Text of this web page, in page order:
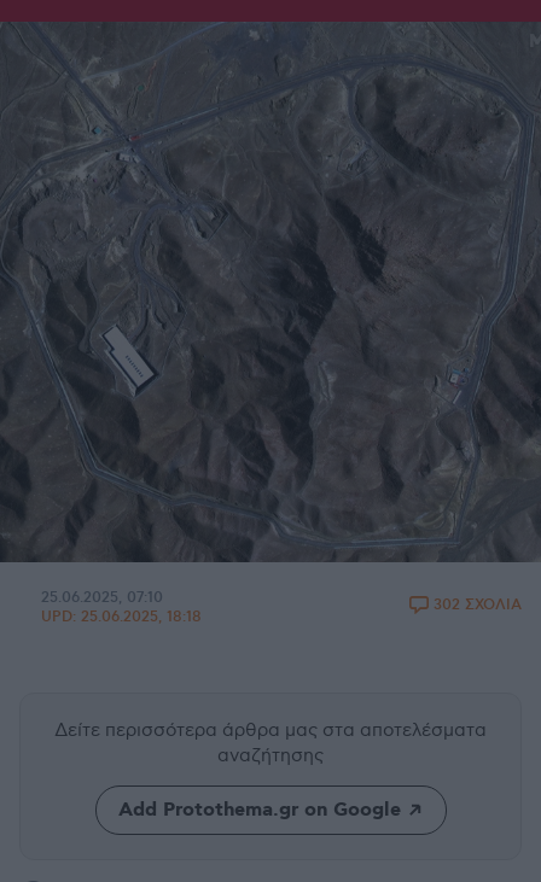
25.06.2025, 07:10
UPD: 25.06.2025, 18:18
302 ΣΧΟΛΙΑ
Δείτε περισσότερα άρθρα μας στα αποτελέσματα
αναζήτησης
Add Protothema.gr on Google